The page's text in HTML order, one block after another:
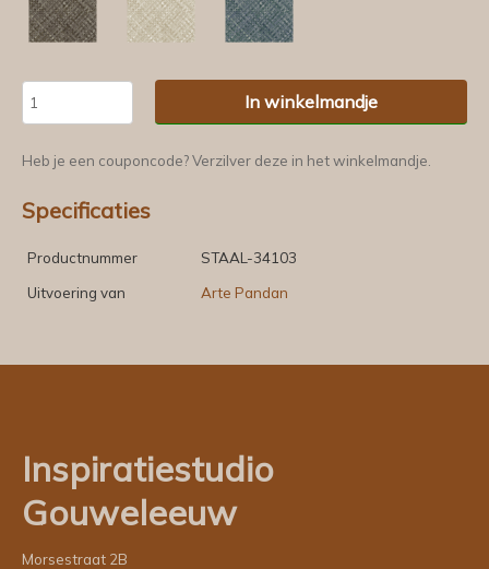
In winkelmandje
Heb je een couponcode? Verzilver deze in het winkelmandje.
Specificaties
Productnummer
STAAL-34103
Uitvoering van
Arte Pandan
Inspiratiestudio
Gouweleeuw
Morsestraat 2B